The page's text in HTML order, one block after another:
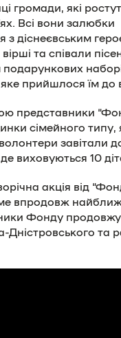
громади, які
Всі вони залюбки
діснеєвським
та співали
яке прийшлося їм до
представники
сімейного типу,
завітали до
виховуються 10
акція від
впродовж
Фонду
Дністровського та